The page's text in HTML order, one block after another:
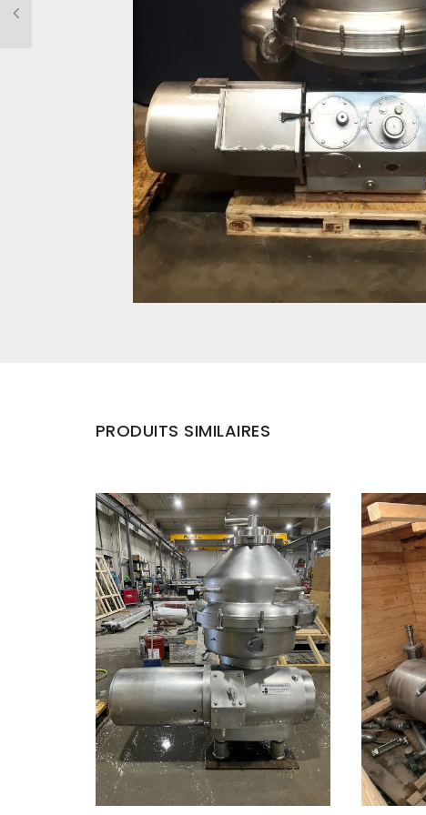
PRODUITS SIMILAIRES